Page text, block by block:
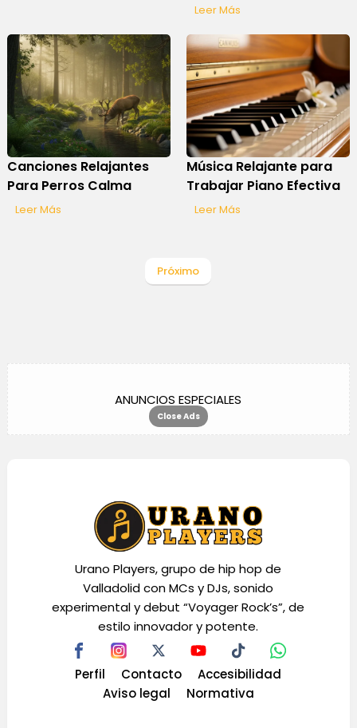
Leer Más
Canciones Relajantes
Para Perros Calma
Leer Más
Música Relajante para
Trabajar Piano Efectiva
Leer Más
Próximo
ANUNCIOS ESPECIALES
Urano Players, grupo de hip hop de
Valladolid con MCs y DJs, sonido
experimental y debut “Voyager Rock’s”, de
estilo innovador y potente.
Perfil Contacto
Accesibilidad
Aviso legal
Normativa
Close Ads